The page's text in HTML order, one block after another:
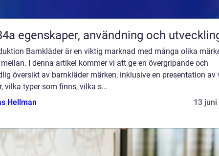
R134a egenskaper, användning och
Barnkläder är en viktig marknad med många olika
I denna artikel kommer vi att ge en övergripande och
översikt av barnkläder märken, inklusive en presentation av
vilka typer som finns, vilka s...
Hellman
13 juni